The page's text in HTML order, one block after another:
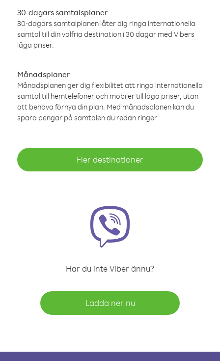
30-dagars samtalsplaner
30-dagars samtalplanen låter dig ringa internationella
samtal till din valfria destination i 30 dagar med Vibers
låga priser.
Månadsplaner
Månadsplanen ger dig flexibilitet att ringa internationella
samtal till hemtelefoner och mobiler till låga priser, utan
att behöva förnya din plan. Med månadsplanen kan du
spara pengar på samtalen du redan ringer
Fler destinationer
Har du inte Viber ännu?
Ladda ner nu